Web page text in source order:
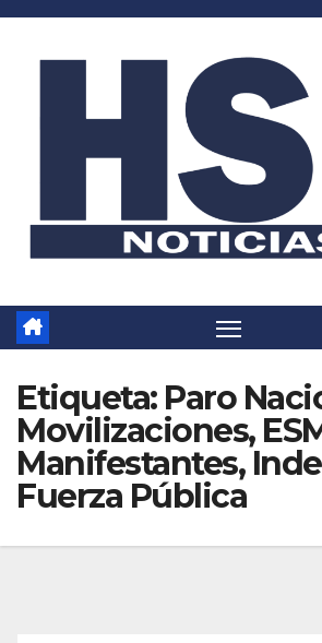
Saltar
Etiqueta: Paro
Movilizaciones,
Manifestantes,
Fuerza Pública